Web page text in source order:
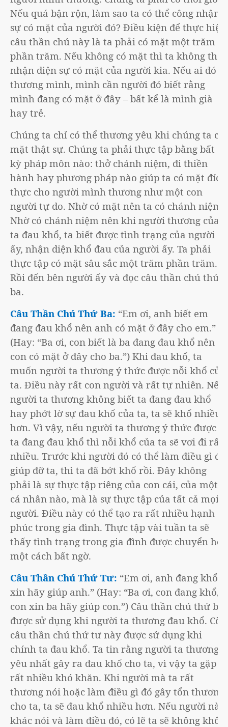
Nếu quá bận rộn, làm sao ta có thể công nhận
sự có mặt của người đó? Điều kiện để thực hiện
câu thần chú này là ta phải có mặt một trăm
phần trăm. Nếu không có mặt thì ta không thể
nhận diện sự có mặt của người kia. Nếu ai đó
thương mình, mình cần người đó biết rằng
mình đang có mặt ở đây – bất kể là mình già
hay trẻ.
Chúng ta chỉ có thể thương yêu khi chúng ta có
mặt thật sự. Chúng ta phải thực tập bằng bất
kỳ pháp môn nào: thở chánh niệm, đi thiền
hành hay phương pháp nào giúp ta có mặt đích
thực cho người mình thương như một con
người tự do. Nhờ có mặt nên ta có chánh niệm.
Nhờ có chánh niệm nên khi người thương của
ta đau khổ, ta biết được tình trạng của người
ấy, nhận diện khổ đau của người ấy. Ta phải
thực tập có mặt sâu sắc một trăm phần trăm.
Rồi đến bên người ấy và đọc câu thần chú thứ
ba.
Câu Thần Chú Thứ Ba: “Em ơi, anh biết em
đang đau khổ nên anh có mặt ở đây cho em.”
(Hay: “Ba ơi, con biết là ba đang đau khổ nên
con có mặt ở đây cho ba.”) Khi đau khổ, ta
muốn người ta thương ý thức được nỗi khổ của
ta. Điều này rất con người và rất tự nhiên. Nếu
người ta thương không biết ta đang đau khổ
hay phớt lờ sự đau khổ của ta, ta sẽ khổ nhiều
hơn. Vì vậy, nếu người ta thương ý thức được là
ta đang đau khổ thì nỗi khổ của ta sẽ vơi đi rất
nhiều. Trước khi người đó có thể làm điều gì để
giúp đỡ ta, thì ta đã bớt khổ rồi. Đây không
phải là sự thực tập riêng của con cái, của một
cá nhân nào, mà là sự thực tập của tất cả mọi
người. Điều này có thể tạo ra rất nhiều hạnh
phúc trong gia đình. Thực tập vài tuần ta sẽ
thấy tình trạng trong gia đình được chuyển hóa
một cách bất ngờ.
Câu Thần Chú Thứ Tư: “Em ơi, anh đang khổ,
xin hãy giúp anh.” (Hay: “Ba ơi, con đang khổ,
con xin ba hãy giúp con.”) Câu thần chú thứ ba
được sử dụng khi người ta thương đau khổ. Còn
câu thần chú thứ tư này được sử dụng khi
chính ta đau khổ. Ta tin rằng người ta thương
yêu nhất gây ra đau khổ cho ta, vì vậy ta gặp
rất nhiều khó khăn. Khi người mà ta rất
thương nói hoặc làm điều gì đó gây tổn thương
cho ta, ta sẽ đau khổ nhiều hơn. Nếu người nào
khác nói và làm điều đó, có lẽ ta sẽ không khổ